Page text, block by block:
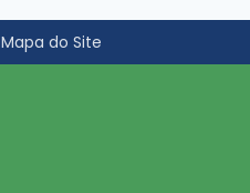
Mapa do Site